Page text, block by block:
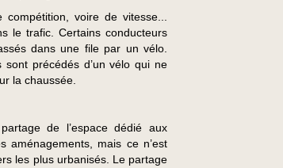
voire de vitesse...
le trafic. Certains conducteurs
dans une file par un vélo.
sont précédés d’un vélo qui ne
la chaussée.
de l’espace dédié aux
aménagements, mais ce n’est
les plus urbanisés. Le partage